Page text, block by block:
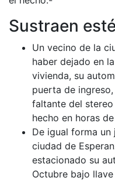
Sustraen
Un vecino de la
haber dejado en
vivienda, su
puerta de
faltante del
hecho en horas
De igual forma un
ciudad de
estacionado su
Octubre bajo